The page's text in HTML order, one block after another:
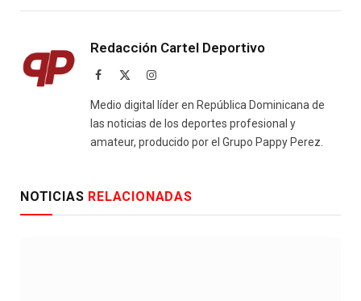
Redacción Cartel Deportivo
Facebook Instagram
Medio digital líder en República Dominicana de
las noticias de los deportes profesional y
amateur, producido por el Grupo Pappy Perez.
NOTICIAS RELACIONADAS